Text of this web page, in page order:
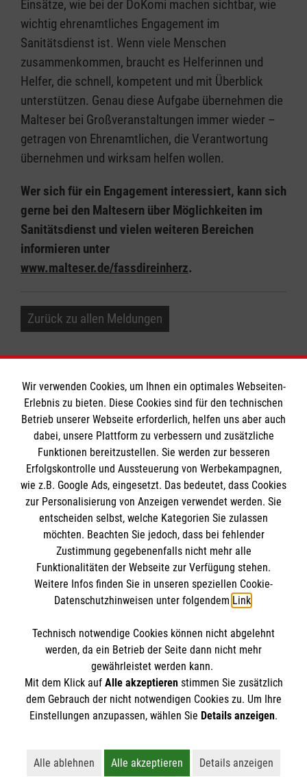
Einsätze, wie bei der DoKomi machen sichtbar, wie
wichtig ehrenamtliches Engagement im
Sanitätsdienst ist. Wenn viele Menschen
zusammenkommen, braucht es Helferinnen und
Helfer, die schnell, kompetent und mit Überblick
unterstützen. Genau diese Aufgabe übernehmen die
Malteser bei Großveranstaltungen immer wieder –
getragen von Ehrenamtlichen, die Verantwortung
übernehmen und wirksam helfen wollen.
Wer sich für ein Engagement interessiert, kann sich
gerne bei den Maltesern über Möglichkeiten im
Sanitätsdienst und vielen weiteren Bereichen
informieren unter
www.malteser.de/fassdireinherz.
Zurück zu allen Meldungen
Informationen
Impressum
Datenschutz
Barrierefreiheit
Kontakt
Ansprechpersonen
Die Malteser
Malteser in Deutschland
Malteserorden
Sharepoint
Spendenkonto
Bank: Pax-Bank für Kirche und Caritas eG
IBAN: DE90 3706 0120 1201 2101 15
BIC: GENODED1PA7
So finden Sie uns
Kanzlerstr. 4
40472 Düsseldorf
Fax: 0211 38607-19
Der Malteser Hilfsdienst e.V. ist als eingetragene
Gewerbesteuer befreit.
Wir verwenden Cookies, um Ihnen ein optimales Webseiten-
Erlebnis zu bieten. Diese Cookies sind für den technischen
Betrieb unserer Webseite erforderlich, helfen uns aber auch
dabei, unsere Plattform zu verbessern und zusätzliche
Funktionen bereitzustellen. Sie werden zur besseren
Erfolgskontrolle und Aussteuerung von Werbekampagnen,
wie z.B. Google Ads, eingesetzt. Das bedeutet, dass Cookies
zur Personalisierung von Anzeigen verwendet werden. Sie
entscheiden selbst, welche Kategorien Sie zulassen
möchten. Beachten Sie jedoch, dass bei fehlender
Zustimmung gegebenenfalls nicht mehr alle
Funktionalitäten der Webseite zur Verfügung stehen.
Weitere Infos finden Sie in unseren speziellen Cookie-
Datenschutzhinweisen unter folgendem Link.
Technisch notwendige Cookies können nicht abgelehnt
werden, da ein Betrieb der Seite dann nicht mehr
gewährleistet werden kann.
Mit dem Klick auf Alle akzeptierenstimmen Sie zusätzlich
dem Gebrauch der nicht notwendigen Cookies zu. Um Ihre
Einstellungen anzupassen, wählen Sie Details anzeigen.
Alle ablehnen
Alle akzeptieren
Details anzeigen